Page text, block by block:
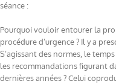
séance :
Pourquoi vouloir entourer la
procédure d’urgence ? Il y a
S’agissant des normes, le
les recommandations figurant
dernières années ? Celui